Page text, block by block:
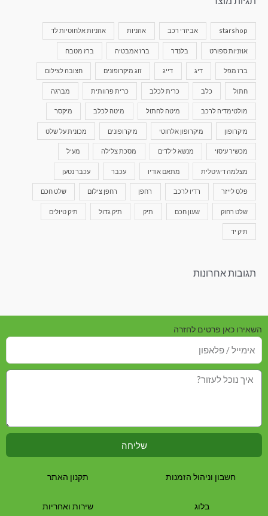
starshop אביזרי רכב אוזניות אוזניות אלחוטיות לד
אוזניות ספורט בלנדר ברז אמבטיה ברז מטבח
ברז מפל דיג דייג זוג מיקרופונים חצובה לצילום
חתול כלב כרית לכלב כרית פרוותית מברגה
מולטימדיה לרכב מיטה לחתול מיטה לכלב מיקסר
מיקרופון מיקרופון אלחוטי מיקרופונים מכונית על שלט
מכשיר עיסוי מנשא לילדים מסכת צלילה מעיל
מצלמה דיגיטלית מתאם אודיו עכבר עכבר נטען
פלס לייזר רדיו לרכב רחפן רחפן צילום שלט חכם
שלט רחוק שעון חכם תיק תיק גדול תיק טיולים
תיק יד
תגובות אחרונות
השאירו כאן פרטים לחזרה
שליחה
חשבון וניהול הזמנות
בלוג
תקנון האתר
שירות ואחריות